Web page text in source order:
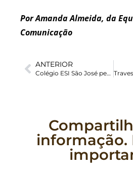
Por Amanda Almeida, da
Comunicação
ANTERIOR
Colégio ESI São José perdeu biblioteca com 15 mil livros em enchente, conta diretora ao jornal GZH; saiba como ajudar
informação.